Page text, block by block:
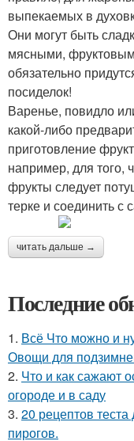
выпекаемых в
Они могут быть
мясными,
обязательно
посиделок!
Варенье, повидло
какой-либо
приготовление
например, для того,
фрукты следует
терке и соединить с
читать дальше →
Последние
1. Всё Что можно и
Овощи для
2. Что и как сажают
огороде и в саду
3. 20 рецептов
пирогов.